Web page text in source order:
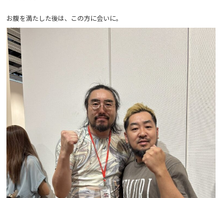
お腹を満たした後は、この方に会いに。